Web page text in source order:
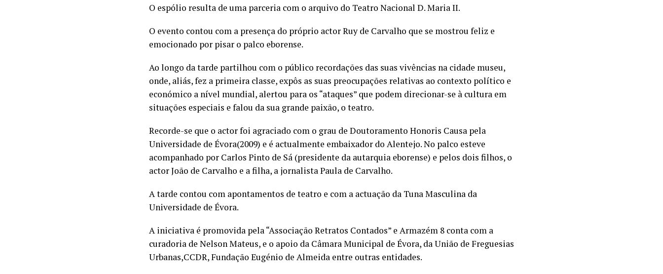
O espólio resulta de uma parceria com o arquivo do Teatro Nacional D. Maria II.
O evento contou com a presença do próprio actor Ruy de Carvalho que se mostrou feliz e
emocionado por pisar o palco eborense.
Ao longo da tarde partilhou com o público recordações das suas vivências na cidade museu,
onde, aliás, fez a primeira classe, expôs as suas preocupações relativas ao contexto político e
económico a nível mundial, alertou para os “ataques” que podem direcionar-se à cultura em
situações especiais e falou da sua grande paixão, o teatro.
Recorde-se que o actor foi agraciado com o grau de Doutoramento Honoris Causa pela
Universidade de Évora(2009) e é actualmente embaixador do Alentejo. No palco esteve
acompanhado por Carlos Pinto de Sá (presidente da autarquia eborense) e pelos dois filhos, o
actor João de Carvalho e a filha, a jornalista Paula de Carvalho.
A tarde contou com apontamentos de teatro e com a actuação da Tuna Masculina da
Universidade de Évora.
A iniciativa é promovida pela “Associação Retratos Contados” e Armazém 8 conta com a
curadoria de Nelson Mateus, e o apoio da Câmara Municipal de Évora, da União de Freguesias
Urbanas,CCDR, Fundação Eugénio de Almeida entre outras entidades.